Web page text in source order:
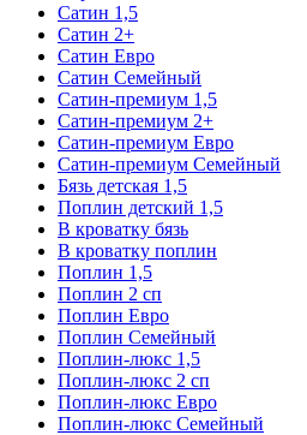
Сатин 1,5
Сатин 2+
Сатин Евро
Сатин Семейный
Сатин-премиум 1,5
Сатин-премиум 2+
Сатин-премиум Евро
Сатин-премиум Семейный
Бязь детская 1,5
Поплин детский 1,5
В кроватку бязь
В кроватку поплин
Поплин 1,5
Поплин 2 сп
Поплин Евро
Поплин Семейный
Поплин-люкс 1,5
Поплин-люкс 2 сп
Поплин-люкс Евро
Поплин-люкс Семейный